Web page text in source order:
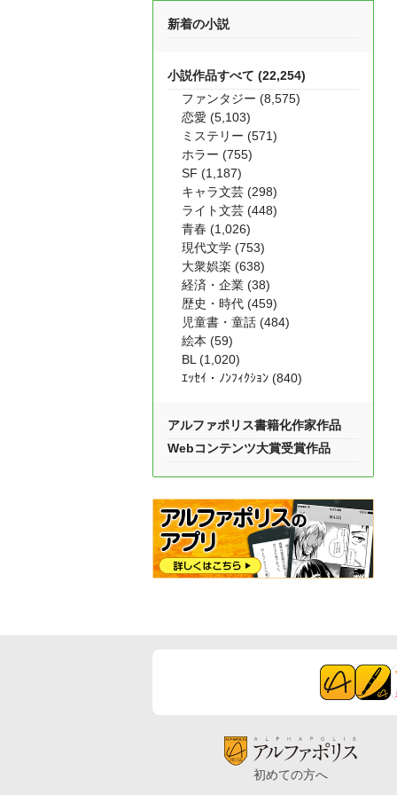
新着の小説
小説作品すべて (22,254)
ファンタジー (8,575)
恋愛 (5,103)
ミステリー (571)
ホラー (755)
SF (1,187)
キャラ文芸 (298)
ライト文芸 (448)
青春 (1,026)
現代文学 (753)
大衆娯楽 (638)
経済・企業 (38)
歴史・時代 (459)
児童書・童話 (484)
絵本 (59)
BL (1,020)
ｴｯｾｲ・ﾉﾝﾌｨｸｼｮﾝ (840)
アルファポリス書籍化作家作品
Webコンテンツ大賞受賞作品
初めての方へ